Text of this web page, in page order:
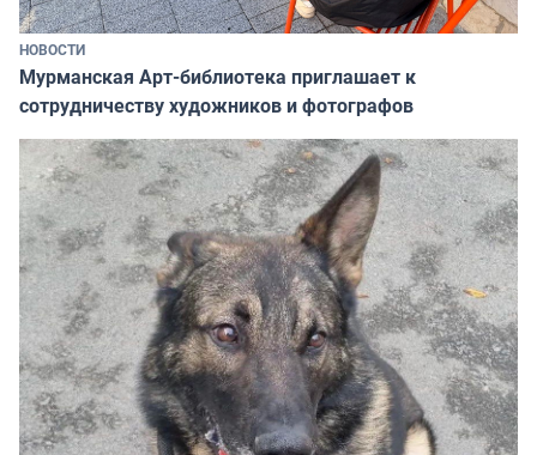
НОВОСТИ
Мурманская Арт-библиотека приглашает к
сотрудничеству художников и фотографов